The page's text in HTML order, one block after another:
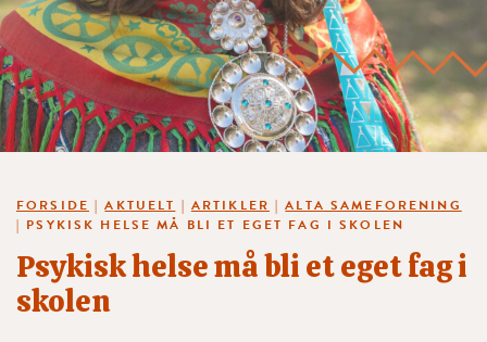
FORSIDE |AKTUELT | ARTIKLER |ALTA SAMEFORENING
| PSYKISK HELSE MÅ BLI ET EGET FAG I SKOLEN
Psykisk helse må bli et eget fag i
skolen